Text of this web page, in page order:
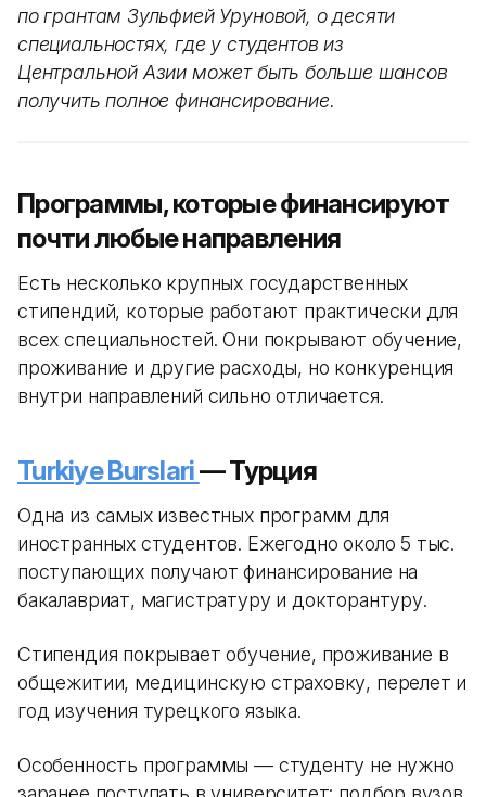
по грантам Зульфией Уруновой, о десяти
специальностях, где у студентов из
Центральной Азии может быть больше шансов
получить полное финансирование.
Программы, которые финансируют
почти любые направления
Есть несколько крупных государственных
стипендий, которые работают практически для
всех специальностей. Они покрывают обучение,
проживание и другие расходы, но конкуренция
внутри направлений сильно отличается.
Turkiye Burslari— Турция
Одна из самых известных программ для
иностранных студентов. Ежегодно около 5 тыс.
поступающих получают финансирование на
бакалавриат, магистратуру и докторантуру.
Стипендия покрывает обучение, проживание в
общежитии, медицинскую страховку, перелет и
год изучения турецкого языка.
Особенность программы — студенту не нужно